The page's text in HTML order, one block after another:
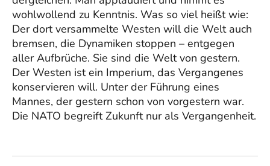
wohlwollend zu Kenntnis. Was so viel heißt wie:
Der dort versammelte Westen will die Welt auch
bremsen, die Dynamiken stoppen – entgegen
aller Aufbrüche. Sie sind die Welt von gestern.
Der Westen ist ein Imperium, das Vergangenes
konservieren will. Unter der Führung eines
Mannes, der gestern schon von vorgestern war.
Die NATO begreift Zukunft nur als Vergangenheit.